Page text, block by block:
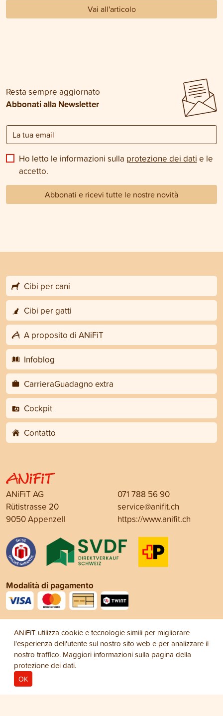
Vai all'articolo
Resta sempre aggiornato
Abbonati alla Newsletter
Ho letto le informazioni sulla protezione dei dati e le
accetto.
Abbonati e ricevi tutte le nostre novità
Cibi per cani
Cibi per gatti
A proposito di ANiFiT
Infoblog
CarrieraGuadagno extra
Cockpit
Contatto
ANiFiT AG
Rütistrasse 20
9050 Appenzell
071 788 56 90
service@anifit.ch
https://www.anifit.ch
Modalità di pagamento
ANiFiT utilizza cookie e tecnologie simili per migliorare
l'esperienza dell'utente sul nostro sito web e per analizzare il
nostro traffico. Maggiori informazioni sulla pagina della
protezione dei dati.
OK